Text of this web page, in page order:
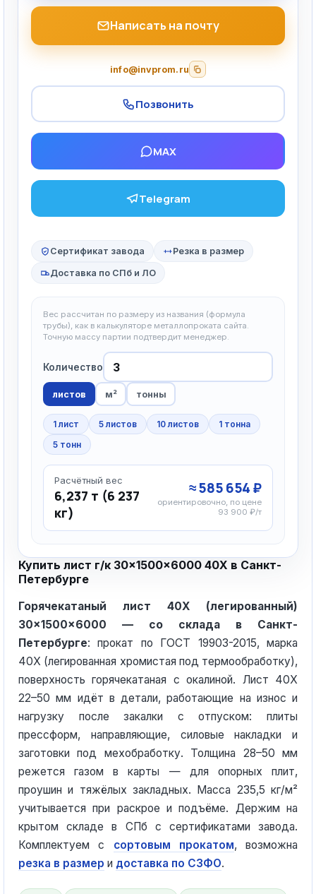
Написать на почту
info@invprom.ru
Позвонить
MAX
Telegram
Сертификат завода Резка в размер
Доставка по СПб и ЛО
Вес рассчитан по размеру из названия (формула
трубы), как в калькуляторе металлопроката сайта.
Точную массу партии подтвердит менеджер.
Количество
листов м² тонны
1 лист 5 листов 10 листов
1 тонна
5 тонн
Расчётный вес
6,237 т (6 237
кг)
≈ 585 654 ₽
ориентировочно, по цене
93 900 ₽/т
Купить лист г/к 30×1500×6000 40Х в Санкт-
Петербурге
Горячекатаный лист 40Х (легированный)
30×1500×6000 — со склада в Санкт-
Петербурге: прокат по ГОСТ 19903-2015, марка
40Х (легированная хромистая под термообработку),
поверхность горячекатаная с окалиной. Лист 40Х
22–50 мм идёт в детали, работающие на износ и
нагрузку после закалки с отпуском: плиты
прессформ, направляющие, силовые накладки и
заготовки под мехобработку. Толщина 28–50 мм
режется газом в карты — для опорных плит,
проушин и тяжёлых закладных. Масса 235,5 кг/м²
учитывается при раскрое и подъёме. Держим на
крытом складе в СПб с сертификатами завода.
Комплектуем с сортовым прокатом, возможна
резка в размер и доставка по СЗФО.